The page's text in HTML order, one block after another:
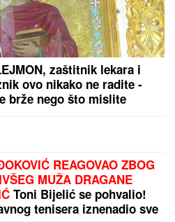
zaštitnik lekara i
ovo nikako ne radite -
brže nego što mislite
REAGOVAO ZBOG
MUŽA DRAGANE
Toni Bijelić se pohvalio!
tenisera iznenadio sve